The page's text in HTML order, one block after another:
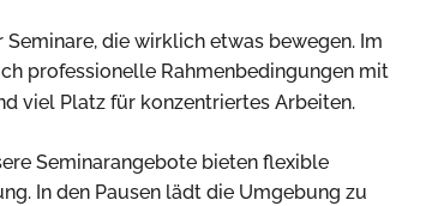
die wirklich etwas bewegen. Im
professionelle Rahmenbedingungen mit
viel Platz für konzentriertes Arbeiten.
Seminarangebote bieten flexible
In den Pausen lädt die Umgebung zu